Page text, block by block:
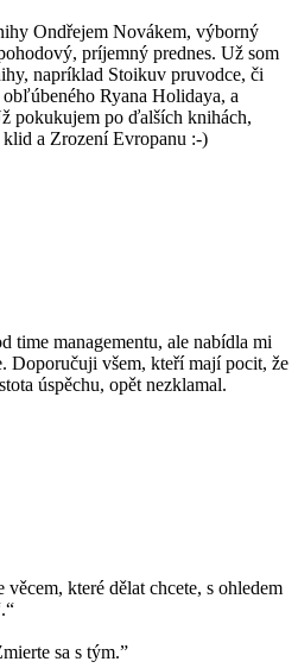
Ondřejem Novákem, výborný
príjemný prednes. Už som
napríklad Stoikuv pruvodce, či
Ryana Holidaya, a
pokukujem po ďalších knihách,
a Zrození Evropanu :-)
time managementu, ale nabídla mi
Doporučuji všem, kteří mají pocit, že
úspěchu, opět nezklamal.
které dělat chcete, s ohledem
sa s tým.”